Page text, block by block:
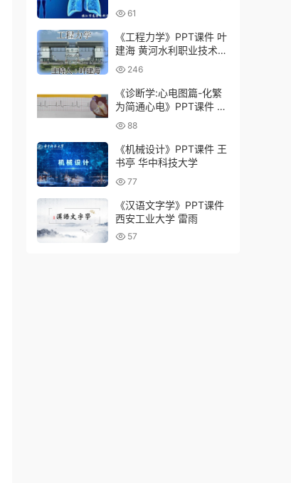
61
《工程力学》PPT课件 叶
建海 黄河水利职业技术学
院 246
《诊断学:心电图篇-化繁
为简通心电》PPT课件 郭
军 暨南大学
88
《机械设计》PPT课件 王
书亭 华中科技大学
77
《汉语文字学》PPT课件
西安工业大学 雷雨
57